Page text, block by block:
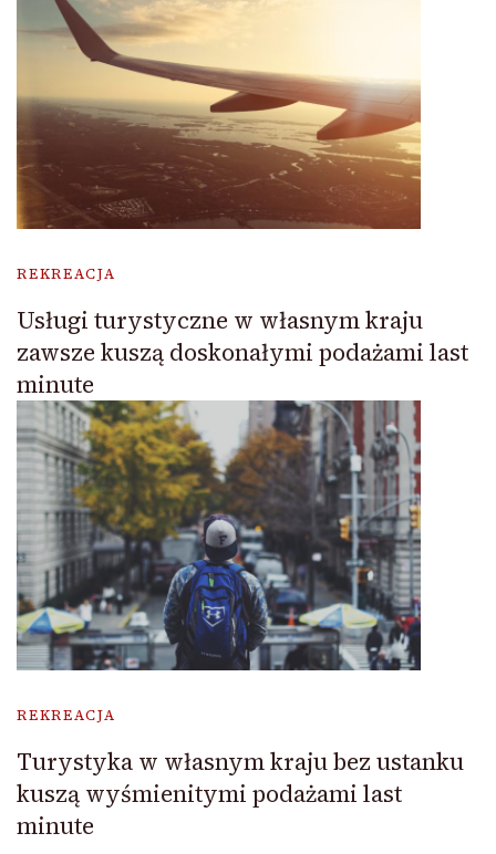
REKREACJA
Usługi turystyczne w własnym kraju
zawsze kuszą doskonałymi podażami last
minute
REKREACJA
Turystyka w własnym kraju bez ustanku
kuszą wyśmienitymi podażami last
minute